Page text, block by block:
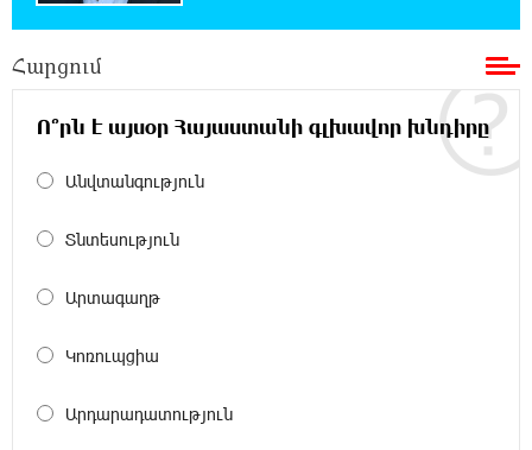
գազալցակայաններից մեկի մոտ.
17:58:24 7-08-2026
Վեհափառ Հայրապետը աղոթք է հնչեցնում
ժողովրդի հետ
ապօրինություն կա, անասելի ցավ եմ զգում.
Հարցում
Ո՞րն է այսօր Հայաստանի գլխավոր խնդիրը
Անվտանգություն
Տնտեսություն
Արտագաղթ
Կոռուպցիա
Արդարադատություն